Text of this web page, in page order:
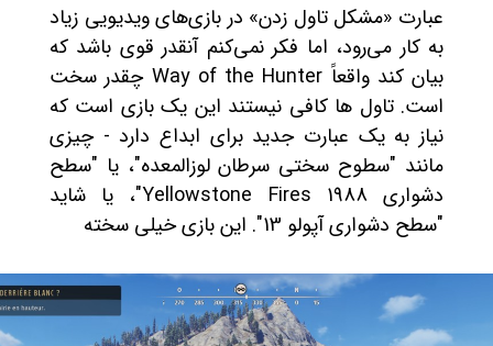
عبارت «مشکل تاول زدن» در بازی‌های ویدیویی زیاد
به کار می‌رود، اما فکر نمی‌کنم آنقدر قوی باشد که
بیان کند واقعاً Way of the Hunter چقدر سخت
است. تاول ها کافی نیستند این یک بازی است که
نیاز به یک عبارت جدید برای ابداع دارد - چیزی
مانند "سطوح سختی سرطان لوزالمعده"، یا "سطح
دشواری Yellowstone Fires 1988"، یا شاید
"سطح دشواری آپولو 13". این بازی خیلی سخته